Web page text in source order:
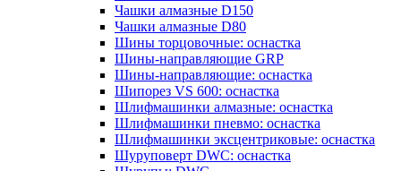
Чашки алмазные D150
Чашки алмазные D80
Шины торцовочные: оснастка
Шины-направляющие GRP
Шины-направляющие: оснастка
Шипорез VS 600: оснастка
Шлифмашинки алмазные: оснастка
Шлифмашинки пневмо: оснастка
Шлифмашинки эксцентриковые: оснастка
Шуруповерт DWC: оснастка